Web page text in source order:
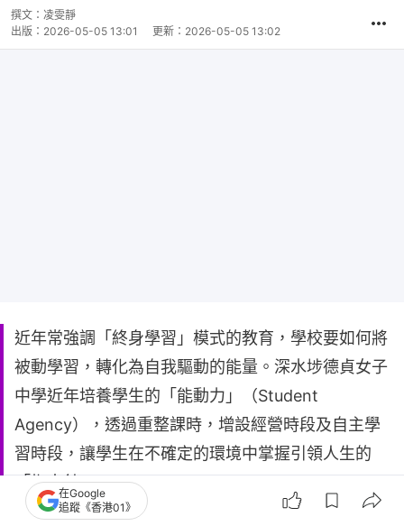
撰文： 凌雯靜
出版： 2026-05-05 13:01 更新： 2026-05-05 13:02
近年常強調「終身學習」模式的教育，學校要如何將
被動學習，轉化為自我驅動的能量。深水埗德貞女子
中學近年培養學生的「能動力」（Student
Agency），透過重整課時，增設經營時段及自主學
習時段，讓學生在不確定的環境中掌握引領人生的
「指南針」。
在Google
追蹤《香港01》